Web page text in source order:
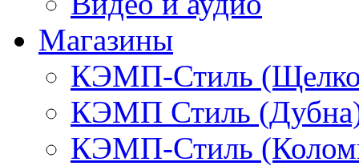
Магазины
КЭМП-Стиль
КЭМП Стиль
КЭМП-Стиль